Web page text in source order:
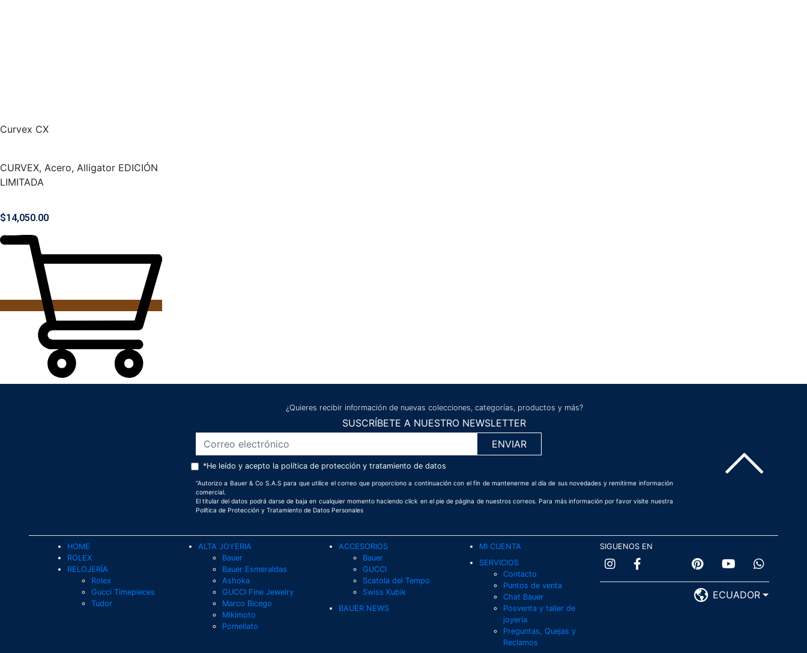
Curvex CX
CURVEX, Acero, Alligator EDICIÓN
LIMITADA
$14,050.00
¿Quieres recibir información de nuevas colecciones, categorías, productos y más?
SUSCRÍBETE A NUESTRO NEWSLETTER
*He leído y acepto la política de protección y tratamiento de datos
“Autorizo a Bauer & Co S.A.S para que utilice el correo que proporciono a continuación con el fin de mantenerme al día de sus novedades y remitirme información
comercial.
El titular del datos podrá darse de baja en cualquier momento haciendo click en el pie de página de nuestros correos. Para más información por favor visite nuestra
Política de Protección y Tratamiento de Datos Personales
HOME
ROLEX
RELOJERÍA
Rolex
Gucci Timepieces
Tudor
ALTA JOYERIA
Bauer
Bauer Esmeraldas
Ashoka
GUCCI Fine Jewelry
Marco Bicego
Mikimoto
Pomellato
ACCESORIOS
Bauer
GUCCI
Scatola del Tempo
Swiss Kubik
BAUER NEWS
MI CUENTA
SERVICIOS
Contacto
Puntos de venta
Chat Bauer
Posventa y taller de
joyería
Preguntas, Quejas y
Reclamos
SIGUENOS EN
ECUADOR